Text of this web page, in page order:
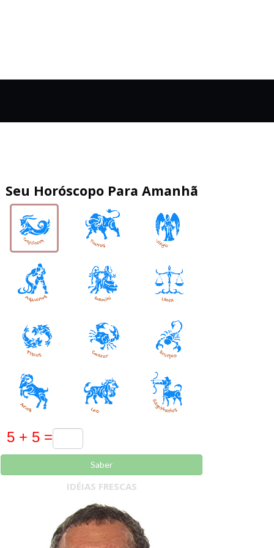
Seu Horóscopo Para Amanhã
Saber
IDÉIAS FRESCAS